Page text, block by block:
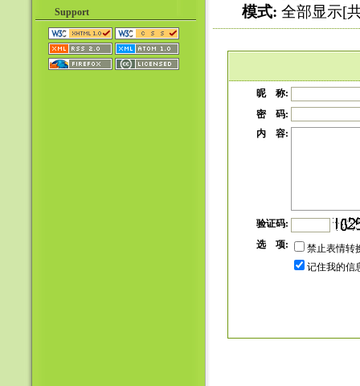
模式: 全部显示[
昵 称:
密 码:
内 容:
验证码:
选 项:
禁止表情转
记住我的信
Support